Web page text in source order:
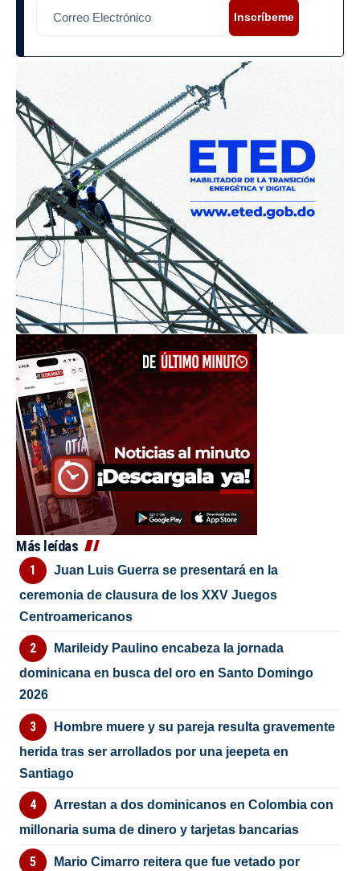
Inscríbeme
Más leídas
Juan Luis Guerra se presentará en la
ceremonia de clausura de los XXV Juegos
Centroamericanos
Marileidy Paulino encabeza la jornada
dominicana en busca del oro en Santo Domingo
2026
Hombre muere y su pareja resulta gravemente
herida tras ser arrollados por una jeepeta en
Santiago
Arrestan a dos dominicanos en Colombia con
millonaria suma de dinero y tarjetas bancarias
Mario Cimarro reitera que fue vetado por